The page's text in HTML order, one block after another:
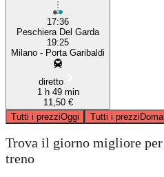
17:36
Peschiera Del Garda
19:25
Milano - Porta Garibaldi
diretto
1 h 49 min
11,50 €
Tutti i prezziOggi Tutti i prezzi
Trova il giorno migliore
treno